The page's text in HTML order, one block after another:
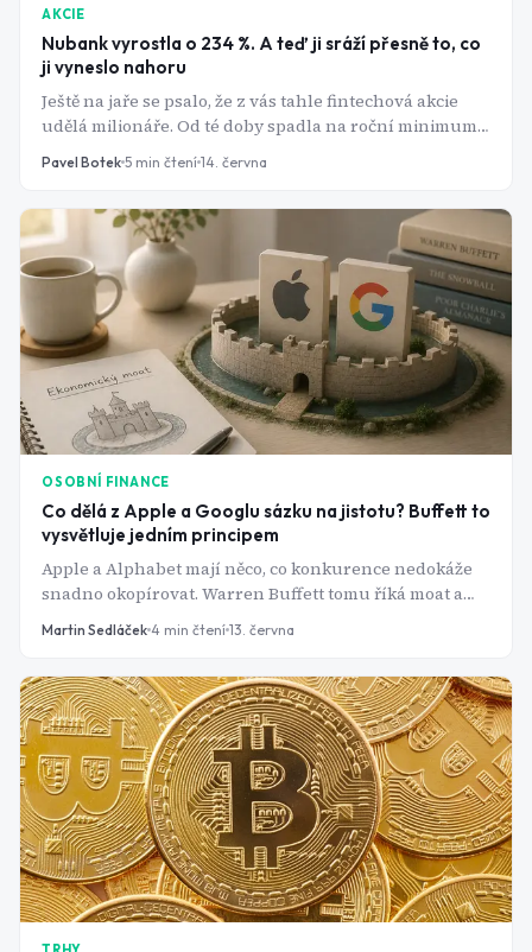
AKCIE
Nubank vyrostla o 234 %. A teď ji sráží přesně to, co
ji vyneslo nahoru
Ještě na jaře se psalo, že z vás tahle fintechová akcie
udělá milionáře. Od té doby spadla na roční minimum,
přišla o finančního šéfa a Wall Street se rozdělila na
Pavel Botek 5 min čtení 14. června
OSOBNÍ FINANCE
Co dělá z Apple a Googlu sázku na jistotu? Buffett to
vysvětluje jedním principem
Apple a Alphabet mají něco, co konkurence nedokáže
snadno okopírovat. Warren Buffett tomu říká moat a
roky podle něj vybírá akcie. Co to v praxi znamená a
Martin Sedláček 4 min čtení 13. června